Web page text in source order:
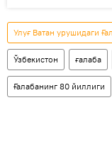
Улуғ Ватан урушидаги
Ўзбекистон ғалаба
Ғалабанинг 80 йиллиги